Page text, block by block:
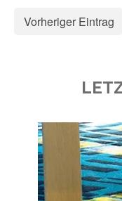
Vorheriger Eintrag